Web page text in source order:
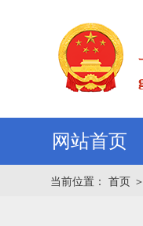
网站首页
当前位置： 首页 ＞